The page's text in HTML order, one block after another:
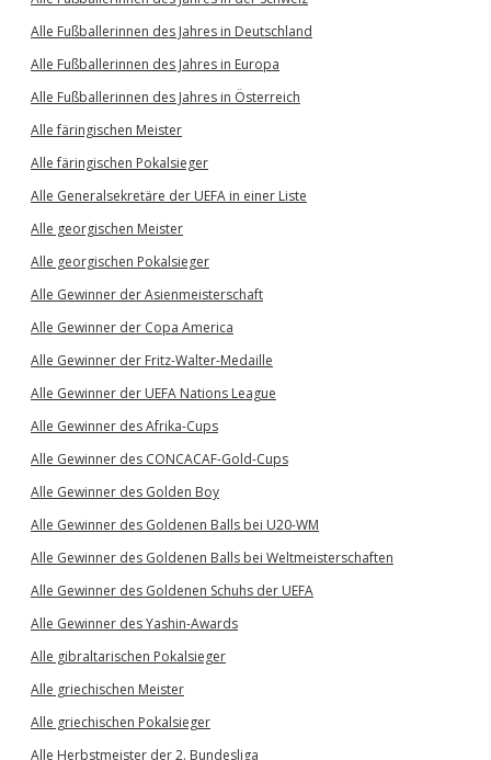
Alle Fußballerinnen des Jahres in Deutschland
Alle Fußballerinnen des Jahres in Europa
Alle Fußballerinnen des Jahres in Österreich
Alle färingischen Meister
Alle färingischen Pokalsieger
Alle Generalsekretäre der UEFA in einer Liste
Alle georgischen Meister
Alle georgischen Pokalsieger
Alle Gewinner der Asienmeisterschaft
Alle Gewinner der Copa America
Alle Gewinner der Fritz-Walter-Medaille
Alle Gewinner der UEFA Nations League
Alle Gewinner des Afrika-Cups
Alle Gewinner des CONCACAF-Gold-Cups
Alle Gewinner des Golden Boy
Alle Gewinner des Goldenen Balls bei U20-WM
Alle Gewinner des Goldenen Balls bei Weltmeisterschaften
Alle Gewinner des Goldenen Schuhs der UEFA
Alle Gewinner des Yashin-Awards
Alle gibraltarischen Pokalsieger
Alle griechischen Meister
Alle griechischen Pokalsieger
Alle Herbstmeister der 2. Bundesliga